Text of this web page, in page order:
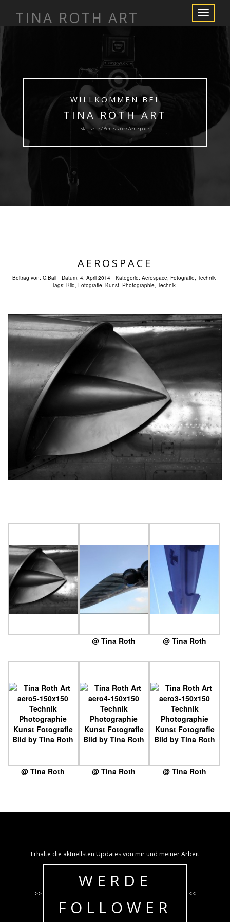
Schalte
Navigation
TINA ROTH ART
WILLKOMMEN BEI
TINA ROTH ART
Startseite /Aerospace/ Aerospace
AEROSPACE
Beitrag von: C.Ball Datum: 4. April 2014 Kategorie: Aerospace, Fotografie, Technik
Tags: Bild, Fotografie, Kunst, Photographie, Technik
@ Tina Roth @ Tina Roth
@ Tina Roth @ Tina Roth @ Tina Roth
Erhalte die aktuellsten Updates von mir und meiner Arbeit
>>
WERDE
FOLLOWER
<<